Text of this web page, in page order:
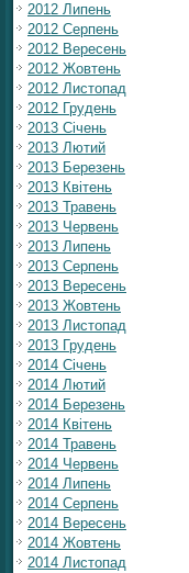
2012 Липень
2012 Серпень
2012 Вересень
2012 Жовтень
2012 Листопад
2012 Грудень
2013 Січень
2013 Лютий
2013 Березень
2013 Квітень
2013 Травень
2013 Червень
2013 Липень
2013 Серпень
2013 Вересень
2013 Жовтень
2013 Листопад
2013 Грудень
2014 Січень
2014 Лютий
2014 Березень
2014 Квітень
2014 Травень
2014 Червень
2014 Липень
2014 Серпень
2014 Вересень
2014 Жовтень
2014 Листопад